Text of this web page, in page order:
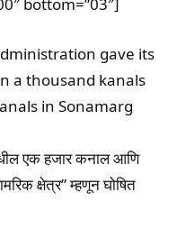
gave its
a thousand kanals
in Sonamarg
एक हजार कनाल आणि
क्षेत्र” म्हणून घोषित